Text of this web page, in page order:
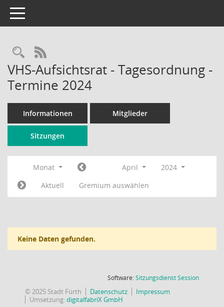
Toggle navigation
Rechercheauswahl
RSS-Feed
VHS-Aufsichtsrat - Tagesordnung -
Termine 2024
Informationen Mitglieder
Sitzungen
Monat April
2024
Aktuell
Gremium auswählen
Keine Daten gefunden.
Software:SitzungsdienstSession(Wird in
© 2025 Stadt Fürth Datenschutz
Impressum
Umsetzung:digitalfabriX GmbH